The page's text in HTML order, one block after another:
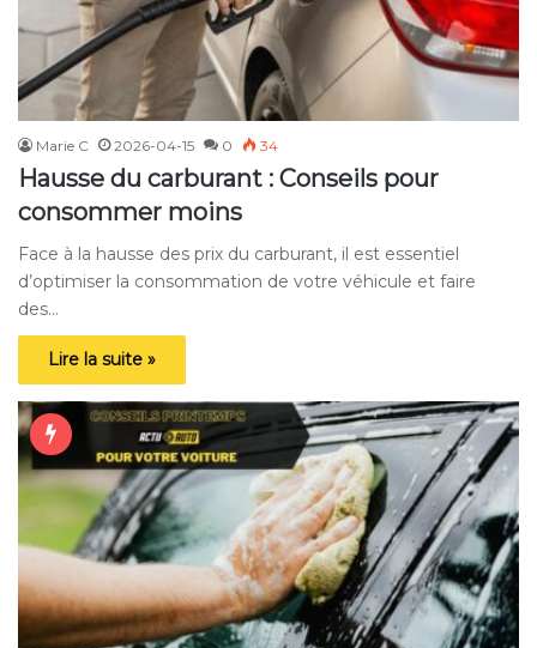
Marie C 2026-04-15 0 34
Hausse du carburant : Conseils pour
consommer moins
Face à la hausse des prix du carburant, il est essentiel
d’optimiser la consommation de votre véhicule et faire
des…
Lire la suite »